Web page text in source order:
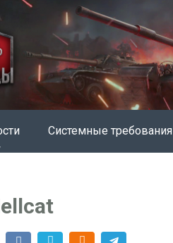
Системные требования